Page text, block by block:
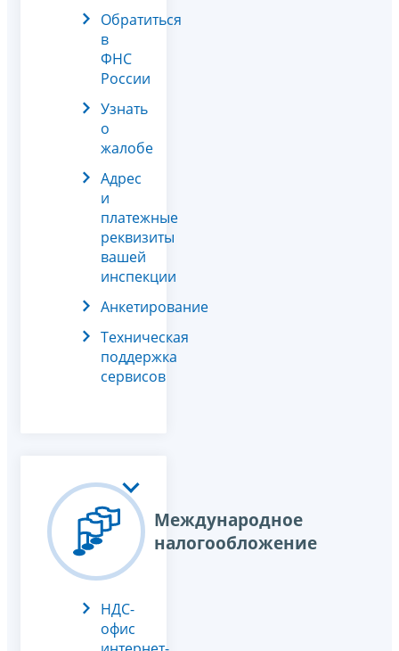
Обратиться
в
ФНС
России
Узнать
о
жалобе
Адрес
и
платежные
реквизиты
вашей
инспекции
Анкетирование
Техническая
поддержка
сервисов
Международное
налогообложение
НДС-
офис